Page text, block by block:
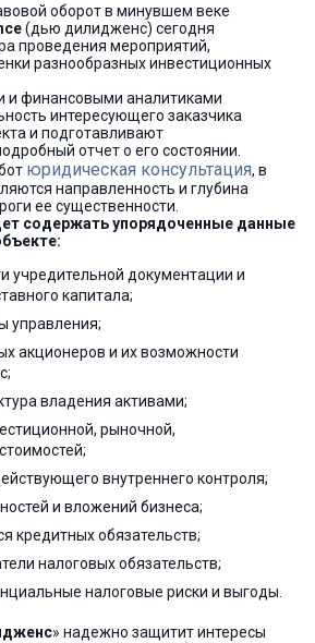
оборот в минувшем веке
(дью дилидженс) сегодня
проведения мероприятий,
разнообразных инвестиционных
и финансовыми аналитиками
интересующего заказчика
и подготавливают
отчет о его состоянии.
юридическая консультация, в
направленность и глубина
ее существенности.
содержать упорядоченные данные
учредительной документации и
капитала;
управления;
акционеров и их возможности
владения активами;
рыночной,
внутреннего контроля;
и вложений бизнеса;
кредитных обязательств;
налоговых обязательств;
налоговые риски и выгоды.
» надежно защитит интересы